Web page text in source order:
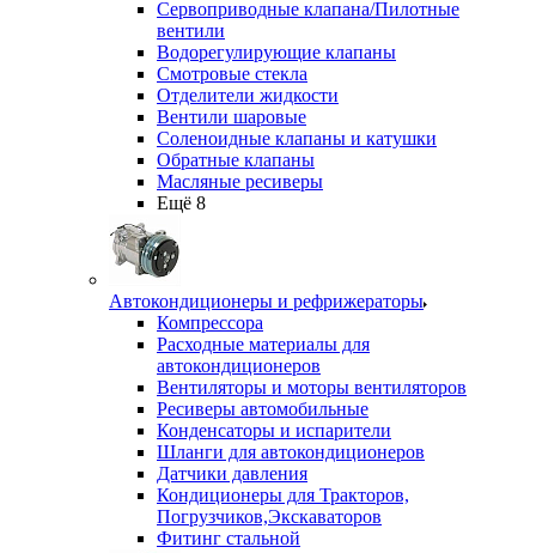
Сервоприводные клапана/Пилотные
вентили
Водорегулирующие клапаны
Смотровые стекла
Отделители жидкости
Вентили шаровые
Соленоидные клапаны и катушки
Обратные клапаны
Масляные ресиверы
Ещё 8
Автокондиционеры и рефрижераторы
Компрессора
Расходные материалы для
автокондиционеров
Вентиляторы и моторы вентиляторов
Ресиверы автомобильные
Конденсаторы и испарители
Шланги для автокондиционеров
Датчики давления
Кондиционеры для Тракторов,
Погрузчиков,Экскаваторов
Фитинг стальной